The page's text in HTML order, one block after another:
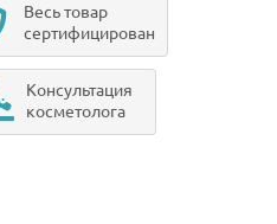
Весь товар
сертифицирован
Консультация
косметолога